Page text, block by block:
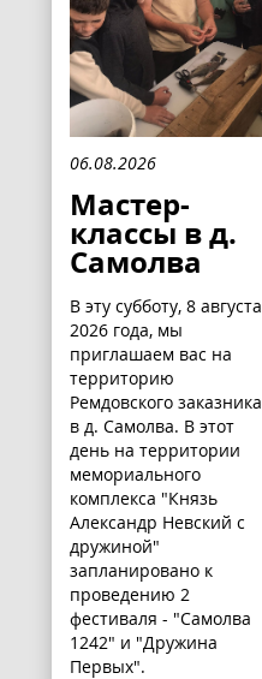
06.08.2026
Мастер-
классы в д.
Самолва
В эту субботу, 8 августа
2026 года, мы
приглашаем вас на
территорию
Ремдовского заказника
в д. Самолва. В этот
день на территории
мемориального
комплекса "Князь
Александр Невский с
дружиной"
запланировано к
проведению 2
фестиваля - "Самолва
1242" и "Дружина
Первых".